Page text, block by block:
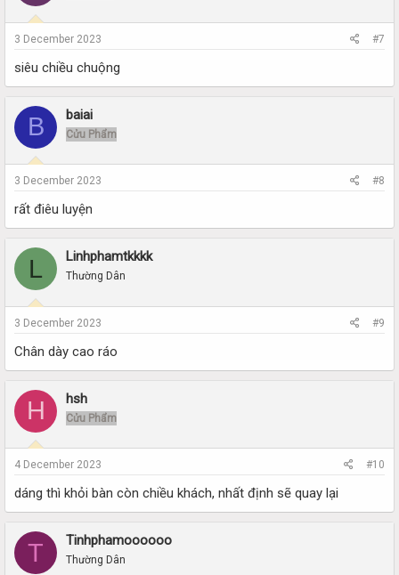
3 December 2023 #7
siêu chiều chuộng
B baiai
Cửu Phẩm
3 December 2023 #8
rất điêu luyện
L Linhphamtkkkk
Thường Dân
3 December 2023 #9
Chân dày cao ráo
H hsh
Cửu Phẩm
4 December 2023 #10
dáng thì khỏi bàn còn chiều khách, nhất định sẽ quay lại
T Tinhphamoooooo
Thường Dân